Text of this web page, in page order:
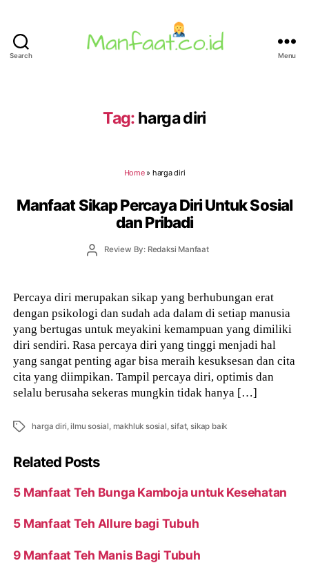
Search Menu
Tag: harga diri
Home» harga diri
Manfaat Sikap Percaya Diri Untuk Sosial
dan Pribadi
PostReview By: Redaksi Manfaat
Percaya diri merupakan sikap yang berhubungan erat
dengan psikologi dan sudah ada dalam di setiap manusia
yang bertugas untuk meyakini kemampuan yang dimiliki
diri sendiri. Rasa percaya diri yang tinggi menjadi hal
yang sangat penting agar bisa meraih kesuksesan dan cita
cita yang diimpikan. Tampil percaya diri, optimis dan
selalu berusaha sekeras mungkin tidak hanya […]
Tags harga diri, ilmu sosial, makhluk sosial,sifat,sikap baik
Related Posts
5 Manfaat Teh Bunga Kamboja untuk Kesehatan
5 Manfaat Teh Allure bagi Tubuh
9 Manfaat Teh Manis Bagi Tubuh